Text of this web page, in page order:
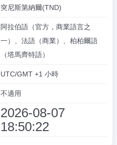
突尼斯第納爾(TND)
阿拉伯語（官方，商業語言之
一）、法語（商業）、柏柏爾語
（塔馬齊特語）
UTC/GMT +1 小時
不適用
2026-08-07
18:50:23